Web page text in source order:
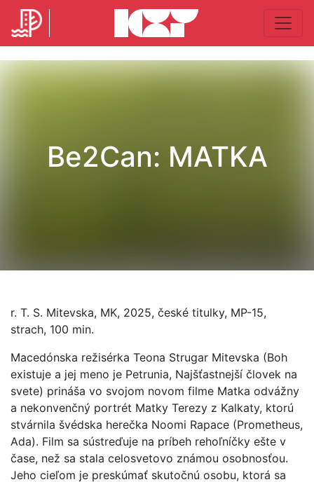
Be2Can: MATKA
r. T. S. Mitevska, MK, 2025, české titulky, MP-15,
strach, 100 min.
Macedónska režisérka Teona Strugar Mitevska (Boh
existuje a jej meno je Petrunia, Najšťastnejší človek na
svete) prináša vo svojom novom filme Matka odvážny
a nekonvenčný portrét Matky Terezy z Kalkaty, ktorú
stvárnila švédska herečka Noomi Rapace (Prometheus,
Ada). Film sa sústreďuje na príbeh rehoľníčky ešte v
čase, než sa stala celosvetovo známou osobnosťou.
Jeho cieľom je preskúmať skutočnú osobu, ktorá sa